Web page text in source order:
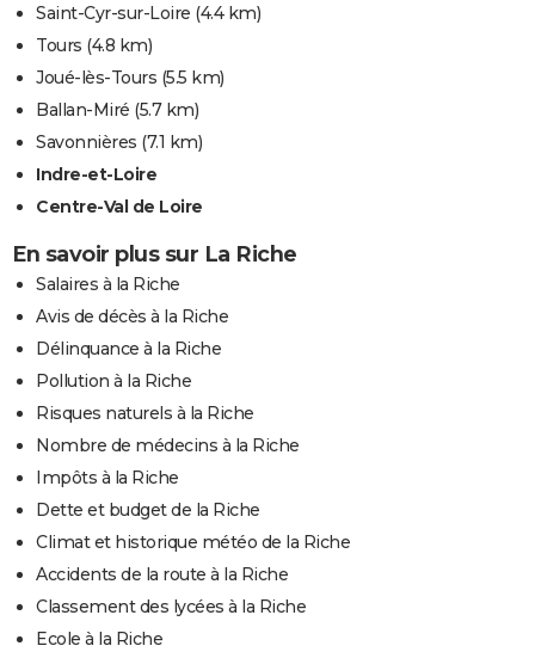
Saint-Cyr-sur-Loire (4.4 km)
Tours (4.8 km)
Joué-lès-Tours (5.5 km)
Ballan-Miré (5.7 km)
Savonnières (7.1 km)
Indre-et-Loire
Centre-Val de Loire
En savoir plus sur La Riche
Salaires à la Riche
Avis de décès à la Riche
Délinquance à la Riche
Pollution à la Riche
Risques naturels à la Riche
Nombre de médecins à la Riche
Impôts à la Riche
Dette et budget de la Riche
Climat et historique météo de la Riche
Accidents de la route à la Riche
Classement des lycées à la Riche
Ecole à la Riche